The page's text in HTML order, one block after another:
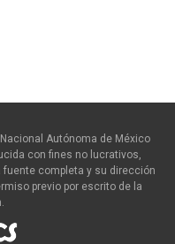
Autónoma de México
con fines no lucrativos,
completa y su dirección
previo por escrito de la